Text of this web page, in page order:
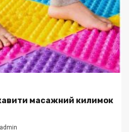
масажний килимок
admin